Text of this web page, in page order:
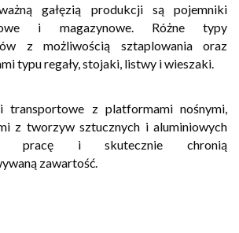
gałęzią produkcji są pojemniki
i magazynowe. Różne typy
z możliwością sztaplowania oraz
typu regały, stojaki, listwy i wieszaki.
transportowe z platformami nośnymi,
z tworzyw sztucznych i aluminiowych
pracę i skutecznie chronią
zawartość.